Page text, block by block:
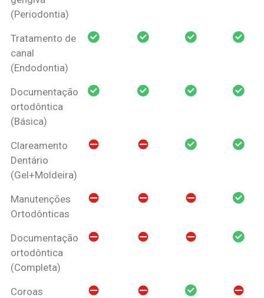
(Periodontia)
Tratamento de
canal
(Endodontia)
Documentação
ortodôntica
(Básica)
Clareamento
Dentário
(Gel+Moldeira)
Manutenções
Ortodônticas
Documentação
ortodôntica
(Completa)
Coroas